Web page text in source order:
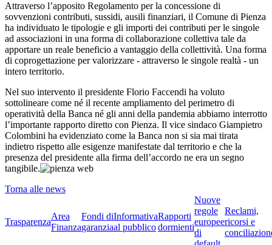
Attraverso l’apposito Regolamento per la concessione di
sovvenzioni contributi, sussidi, ausili finanziari, il Comune di Pienza
ha individuato le tipologie e gli importi dei contributi per le singole
ad associazioni in una forma di collaborazione collettiva tale da
apportare un reale beneficio a vantaggio della collettività. Una forma
di coprogettazione per valorizzare - attraverso le singole realtà - un
intero territorio.
Nel suo intervento il presidente Florio Faccendi ha voluto
sottolineare come né il recente ampliamento del perimetro di
operatività della Banca né gli anni della pandemia abbiamo interrotto
l’importante rapporto diretto con Pienza. Il vice sindaco Giampietro
Colombini ha evidenziato come la Banca non si sia mai tirata
indietro rispetto alle esigenze manifestate dal territorio e che la
presenza del presidente alla firma dell’accordo ne era un segno
tangibile.
Torna alle news
Trasparenza
Area
Finanza
Fondi di
garanzia
Informativa
al pubblico
Rapporti
dormienti
Nuove
regole
europee
di
Reclami,
ricorsi e